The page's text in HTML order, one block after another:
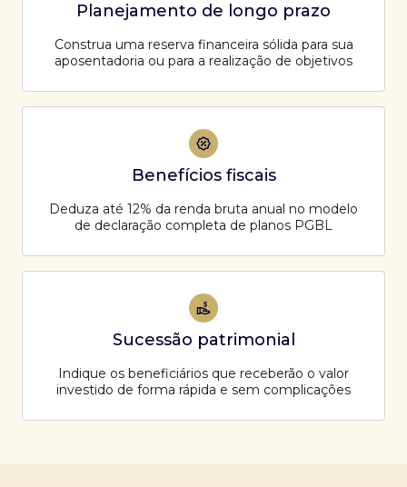
Planejamento de longo prazo
Construa uma reserva financeira sólida para sua
aposentadoria ou para a realização de objetivos
Benefícios fiscais
Deduza até 12% da renda bruta anual no modelo
de declaração completa de planos PGBL
Sucessão patrimonial
Indique os beneficiários que receberão o valor
investido de forma rápida e sem complicações